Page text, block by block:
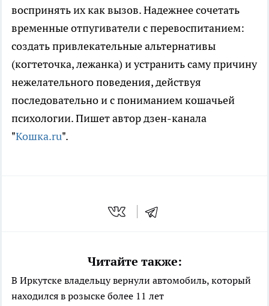
воспринять их как вызов. Надежнее сочетать
временные отпугиватели с перевоспитанием:
создать привлекательные альтернативы
(когтеточка, лежанка) и устранить саму причину
нежелательного поведения, действуя
последовательно и с пониманием кошачьей
психологии. Пишет автор дзен-канала
"Кошка.ru".
Читайте также:
В Иркутске владельцу вернули автомобиль, который
находился в розыске более 11 лет